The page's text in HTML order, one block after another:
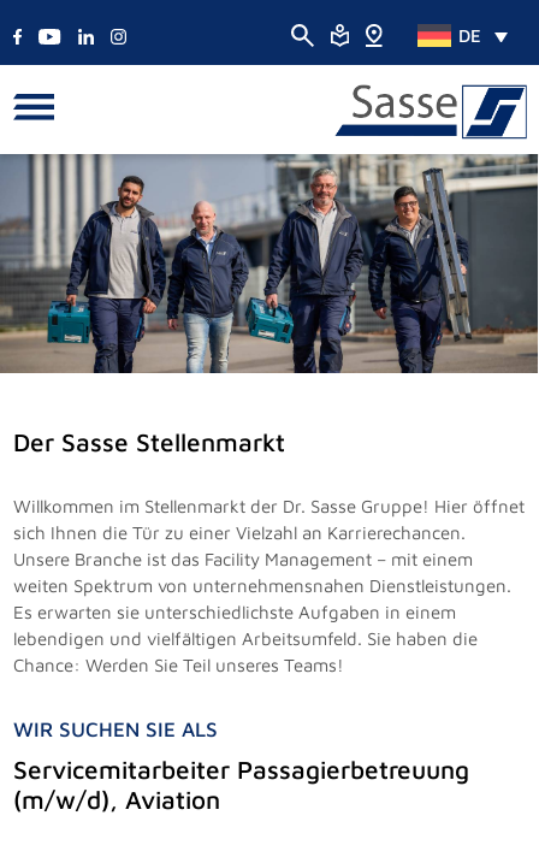
DE
Der Sasse Stellenmarkt
Willkommen im Stellenmarkt der Dr. Sasse Gruppe! Hier öffnet
sich Ihnen die Tür zu einer Vielzahl an Karrierechancen.
Unsere Branche ist das Facility Management – mit einem
weiten Spektrum von unternehmensnahen Dienstleistungen.
Es erwarten sie unterschiedlichste Aufgaben in einem
lebendigen und vielfältigen Arbeitsumfeld. Sie haben die
Chance: Werden Sie Teil unseres Teams!
WIR SUCHEN SIE ALS
Servicemitarbeiter Passagierbetreuung
(m/w/d), Aviation